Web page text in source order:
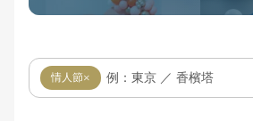
情人節×